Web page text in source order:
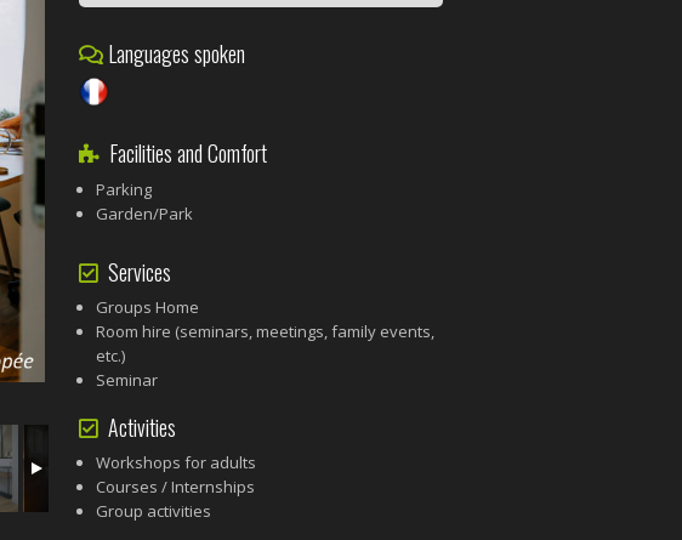
Languages spoken
Facilities and Comfort
Parking
Garden/Park
Services
Groups Home
Room hire (seminars, meetings, family events,
etc.)
Seminar
Activities
Workshops for adults
Courses / Internships
Group activities